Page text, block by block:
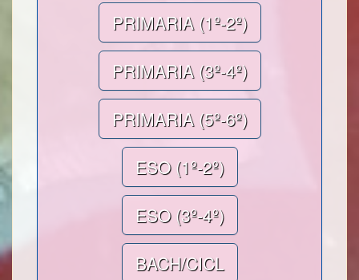
PRIMARIA (1º-2º)
PRIMARIA (3º-4º)
PRIMARIA (5º-6º)
ESO (1º-2º)
ESO (3º-4º)
BACH/CICL